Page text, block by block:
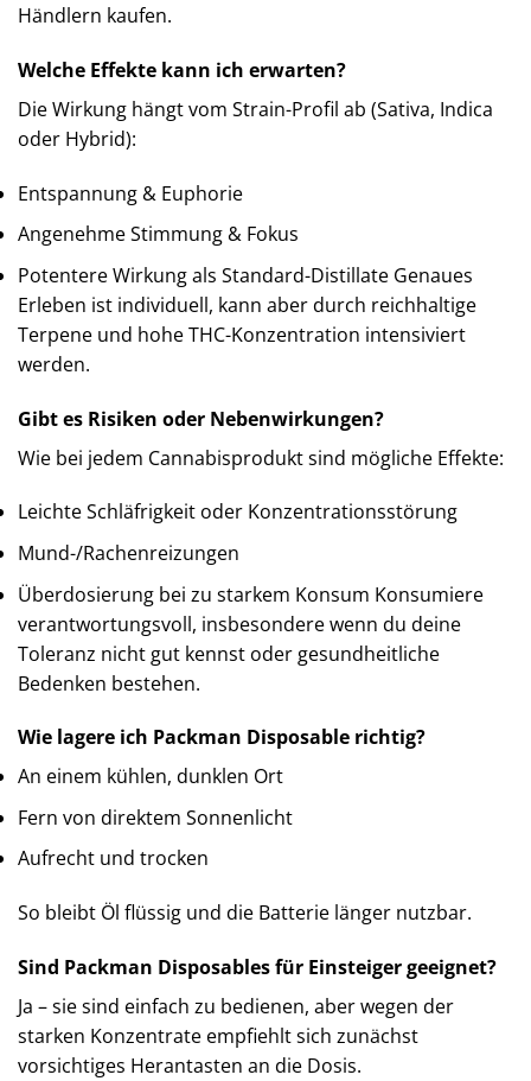
Händlern kaufen.
Welche Effekte kann ich erwarten?
Die Wirkung hängt vom Strain-Profil ab (Sativa, Indica
oder Hybrid):
Entspannung & Euphorie
Angenehme Stimmung & Fokus
Potentere Wirkung als Standard-Distillate Genaues
Erleben ist individuell, kann aber durch reichhaltige
Terpene und hohe THC-Konzentration intensiviert
werden.
Gibt es Risiken oder Nebenwirkungen?
Wie bei jedem Cannabisprodukt sind mögliche Effekte:
Leichte Schläfrigkeit oder Konzentrationsstörung
Mund-/Rachenreizungen
Überdosierung bei zu starkem Konsum Konsumiere
verantwortungsvoll, insbesondere wenn du deine
Toleranz nicht gut kennst oder gesundheitliche
Bedenken bestehen.
Wie lagere ich Packman Disposable richtig?
An einem kühlen, dunklen Ort
Fern von direktem Sonnenlicht
Aufrecht und trocken
So bleibt Öl flüssig und die Batterie länger nutzbar.
Sind Packman Disposables für Einsteiger geeignet?
Ja – sie sind einfach zu bedienen, aber wegen der
starken Konzentrate empfiehlt sich zunächst
vorsichtiges Herantasten an die Dosis.